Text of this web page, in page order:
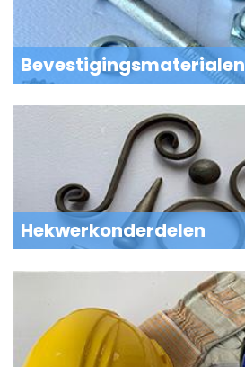
Bevestigingsmaterialen
Hekwerkonderdelen